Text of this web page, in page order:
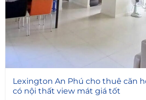
5
Lexington An Phú cho thuê căn
có nội thất view mát giá tốt